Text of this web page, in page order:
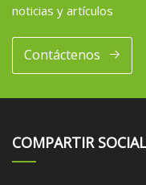
noticias y artículos
Contáctenos
COMPARTIR SOCIAL